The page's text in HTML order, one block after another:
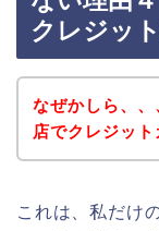
クレジッ
なぜかしら、
店でクレジッ
これは、私だけ